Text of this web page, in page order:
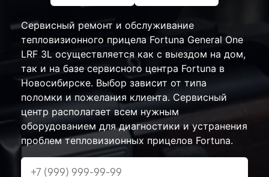
Сервисный ремонт и обслуживание
тепловизионного прицела Fortuna General One
LRF 3L осуществляется как с выездом на дом,
так и на базе сервисного центра Fortuna в
Новосибирске. Выбор зависит от типа
поломки и пожелания клиента. Сервисный
центр располагает всем нужным
оборудованием для диагностики и устранения
проблем тепловизионных прицелов Fortuna.